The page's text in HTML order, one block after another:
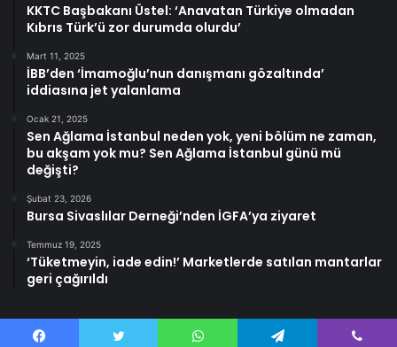
KKTC Başbakanı Üstel: ‘Anavatan Türkiye olmadan
Kıbrıs Türk’ü zor durumda olurdu’
Mart 11, 2025
İBB’den ‘İmamoğlu’nun danışmanı gözaltında’
iddiasına jet yalanlama
Ocak 21, 2025
Sen Ağlama İstanbul neden yok, yeni bölüm ne zaman,
bu akşam yok mu? Sen Ağlama İstanbul günü mü
değişti?
Şubat 23, 2026
Bursa Sivaslılar Derneği’nden İGFA’ya ziyaret
Temmuz 19, 2025
‘Tüketmeyin, iade edin!’ Marketlerde satılan mantarlar
geri çağırıldı